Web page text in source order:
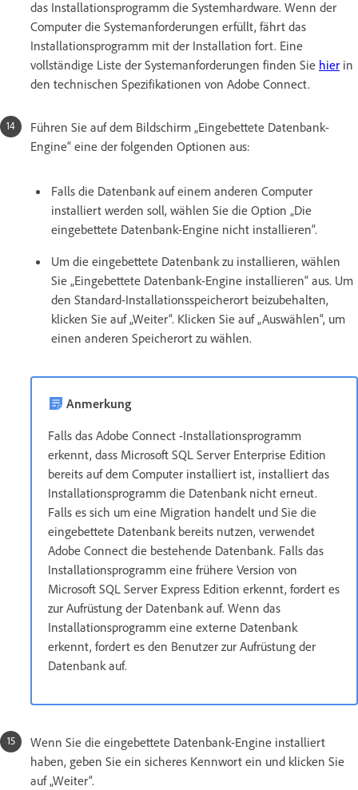
das Installationsprogramm die Systemhardware. Wenn der
Computer die Systemanforderungen erfüllt, fährt das
Installationsprogramm mit der Installation fort. Eine
vollständige Liste der Systemanforderungen finden Sie hier in
den technischen Spezifikationen von Adobe Connect.
Führen Sie auf dem Bildschirm „Eingebettete Datenbank-
Engine“ eine der folgenden Optionen aus:
Falls die Datenbank auf einem anderen Computer
installiert werden soll, wählen Sie die Option „Die
eingebettete Datenbank-Engine nicht installieren“.
Um die eingebettete Datenbank zu installieren, wählen
Sie „Eingebettete Datenbank-Engine installieren“ aus. Um
den Standard-Installationsspeicherort beizubehalten,
klicken Sie auf „Weiter“. Klicken Sie auf „Auswählen“, um
einen anderen Speicherort zu wählen.
Anmerkung
Falls das Adobe Connect -Installationsprogramm
erkennt, dass Microsoft SQL Server Enterprise Edition
bereits auf dem Computer installiert ist, installiert das
Installationsprogramm die Datenbank nicht erneut.
Falls es sich um eine Migration handelt und Sie die
eingebettete Datenbank bereits nutzen, verwendet
Adobe Connect die bestehende Datenbank. Falls das
Installationsprogramm eine frühere Version von
Microsoft SQL Server Express Edition erkennt, fordert es
zur Aufrüstung der Datenbank auf. Wenn das
Installationsprogramm eine externe Datenbank
erkennt, fordert es den Benutzer zur Aufrüstung der
Datenbank auf.
Wenn Sie die eingebettete Datenbank-Engine installiert
haben, geben Sie ein sicheres Kennwort ein und klicken Sie
auf „Weiter“.